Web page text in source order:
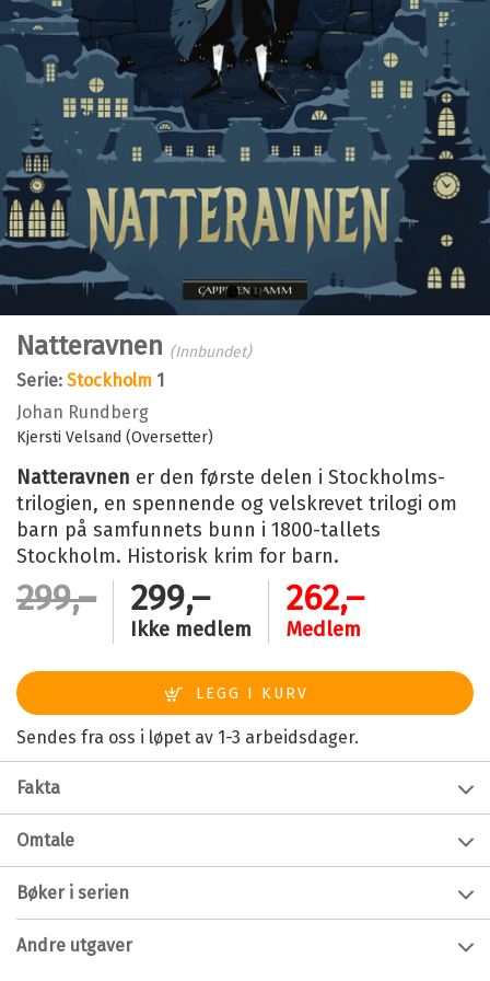
Bla i boka
Natteravnen (Innbundet)
Serie: Stockholm 1
Johan Rundberg
Kjersti Velsand (Oversetter)
Natteravnen er den første delen i Stockholms-
trilogien, en spennende og velskrevet trilogi om
barn på samfunnets bunn i 1800-tallets
Stockholm. Historisk krim for barn.
299,– 299,–
Ikke medlem
262,–
Medlem
Sendes fra oss i løpet av 1-3 arbeidsdager.
Fakta
Forfatter:
Innbinding:
Alder: 9 - 12
Omtale
hele livet. For å kunne overleve i 1800-tallets Stockholm
har hun utviklet et skarpt blikk for detaljer og krevende
Bøker i serien
Andre utgaver